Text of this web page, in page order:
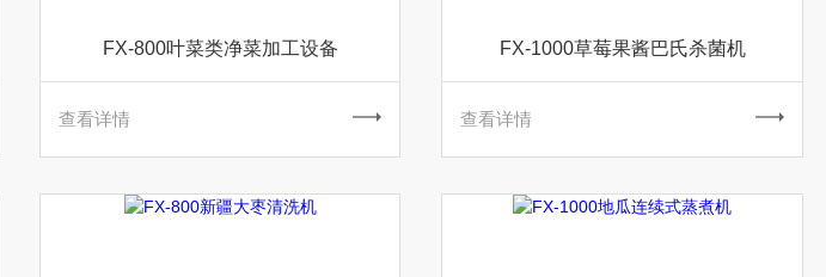
FX-800叶菜类净菜加工设备
查看详情
FX-1000草莓果酱巴氏杀菌机
查看详情